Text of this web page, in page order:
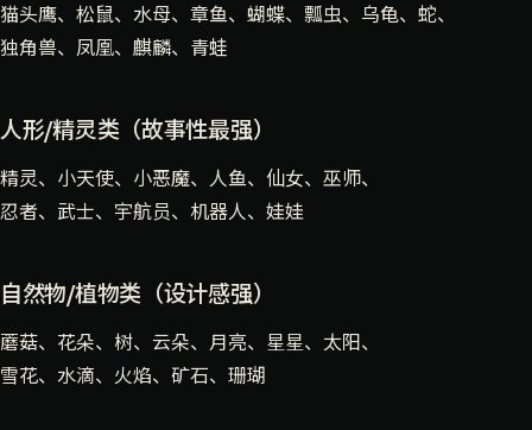
猫头鹰、松鼠、水母、章鱼、蝴蝶、瓢虫、乌龟、蛇、
独角兽、凤凰、麒麟、青蛙
人形/精灵类（故事性最强）
精灵、小天使、小恶魔、人鱼、仙女、巫师、
忍者、武士、宇航员、机器人、娃娃
自然物/植物类（设计感强）
蘑菇、花朵、树、云朵、月亮、星星、太阳、
雪花、水滴、火焰、矿石、珊瑚